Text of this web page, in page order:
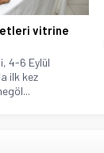
vitrine
4-6 Eylül
ilk kez